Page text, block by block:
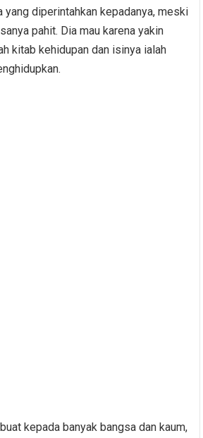
yang diperintahkan kepadanya, meski
pahit. Dia mau karena yakin
kitab kehidupan dan isinya ialah
kepada banyak bangsa dan kaum,